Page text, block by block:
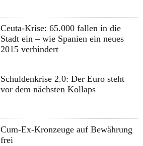
Ceuta-Krise: 65.000 fallen in die
Stadt ein – wie Spanien ein neues
2015 verhindert
Schuldenkrise 2.0: Der Euro steht
vor dem nächsten Kollaps
Cum-Ex-Kronzeuge auf Bewährung
frei